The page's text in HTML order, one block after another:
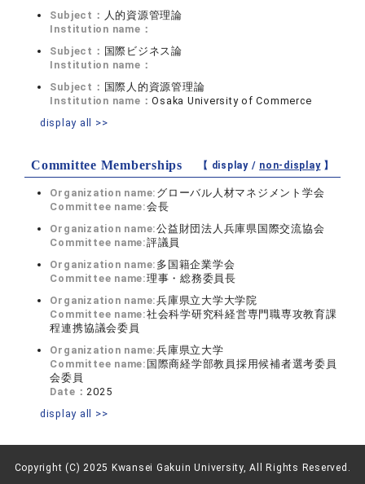
Subject： 人的資源管理論
Institution name：
Subject： 国際ビジネス論
Institution name：
Subject： 国際人的資源管理論
Institution name：Osaka University of Commerce
display all >>
Committee Memberships 【 display / non-display】
Organization name: グローバル人材マネジメント学会
Committee name:会長
Organization name:公益財団法人兵庫県国際交流協会
Committee name:評議員
Organization name: 多国籍企業学会
Committee name:理事・総務委員長
Organization name:兵庫県立大学大学院
Committee name:社会科学研究科経営専門職専攻教育課
程連携協議会委員
Organization name:兵庫県立大学
Committee name: 国際商経学部教員採用候補者選考委員
会委員
Date：2025
display all >>
Copyright (C) 2025 Kwansei Gakuin University, All Rights Reserved.